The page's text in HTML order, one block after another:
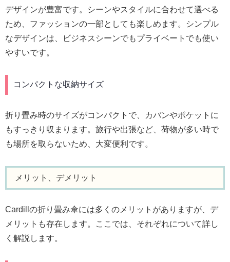
デザインが豊富です。シーンやスタイルに合わせて選べる
ため、ファッションの一部としても楽しめます。シンプル
なデザインは、ビジネスシーンでもプライベートでも使い
やすいです。
コンパクトな収納サイズ
折り畳み時のサイズがコンパクトで、カバンやポケットに
もすっきり収まります。旅行や出張など、荷物が多い時で
も場所を取らないため、大変便利です。
メリット、デメリット
Cardillの折り畳み傘には多くのメリットがありますが、デ
メリットも存在します。ここでは、それぞれについて詳し
く解説します。